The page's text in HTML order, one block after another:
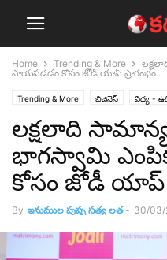
Home Trending & More
సాయపడడం కోసం జోడీ యాప్ ప్రారంభం
Trending & More బిజినెస్ విద్య -
లక్షలాది సామాన్య
భాగస్వామి
కోసం జోడీ యాప్
By ఇనుముల పుష్ప సత్య లత - 30/03/